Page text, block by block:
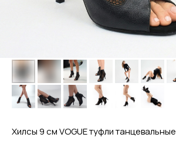
Хилсы 9 см VOGUE туфли танцевальные